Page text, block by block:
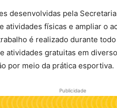
desenvolvidas pela
atividades físicas e ampliar o
é realizado durante
atividades gratuitas em
por meio da prática esportiva.
Publicidade